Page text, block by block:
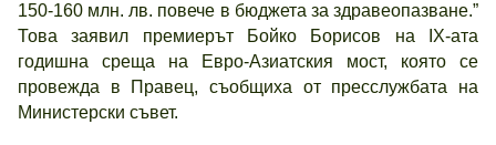
150-160 млн. лв. повече в бюджета за здравеопазване.”
Това заявил премиерът Бойко Борисов на ІХ-ата
годишна среща на Евро-Азиатския мост, която се
провежда в Правец, съобщиха от пресслужбата на
Министерски съвет.